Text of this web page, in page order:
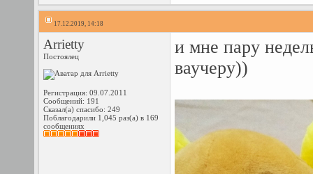
17.12.2019, 14:18
Arrietty
Постоялец
Регистрация: 09.07.2011
Сообщений: 191
Сказал(а) спасибо: 249
Поблагодарили 1,045 раз(а) в 169
сообщениях
и мне пару
ваучеру))